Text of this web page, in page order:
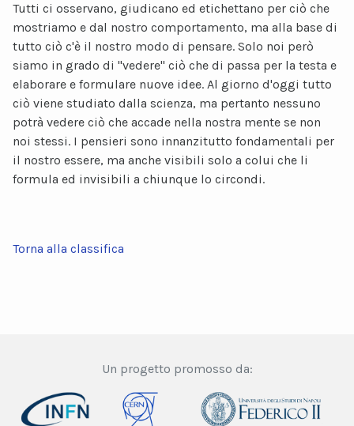
Tutti ci osservano, giudicano ed etichettano per ciò che
mostriamo e dal nostro comportamento, ma alla base di
tutto ciò c'è il nostro modo di pensare. Solo noi però
siamo in grado di ''vedere'' ciò che di passa per la testa e
elaborare e formulare nuove idee. Al giorno d'oggi tutto
ciò viene studiato dalla scienza, ma pertanto nessuno
potrà vedere ciò che accade nella nostra mente se non
noi stessi. I pensieri sono innanzitutto fondamentali per
il nostro essere, ma anche visibili solo a colui che li
formula ed invisibili a chiunque lo circondi.
Torna alla classifica
Un progetto promosso da: